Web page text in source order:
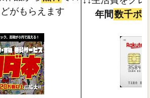
がもらえます
年間 数千ポ